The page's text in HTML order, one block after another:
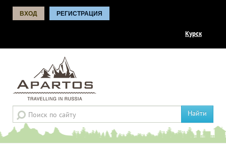
ВХОД РЕГИСТРАЦИЯ
Курск
Найти